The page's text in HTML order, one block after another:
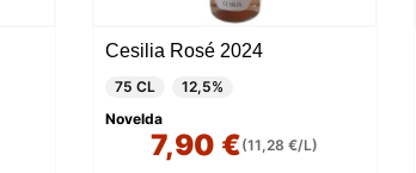
Cesilia Rosé 2024
75 CL
12,5%
Novelda
7,90 €(11,28 €/L)